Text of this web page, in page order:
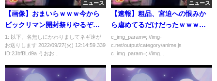
ニュース
【画像】おまいらｗｗｗ今から
ビックリマン開封祭りやるぞｗ
ｗｗｗｗ
1: 以下、名無しにかわりましてネギ速が
お送りします 2022/09/27(火) 12:14:59.339
ID:2JbfBLd9a うおお...
ニュース
【速報】粗品、宮迫への恨みか
ら虐めてるだけだったｗｗｗｗ
ｗｗ
c_img_param=; //img-
c.net/output/category/anime.js
c_img_param=; //img...